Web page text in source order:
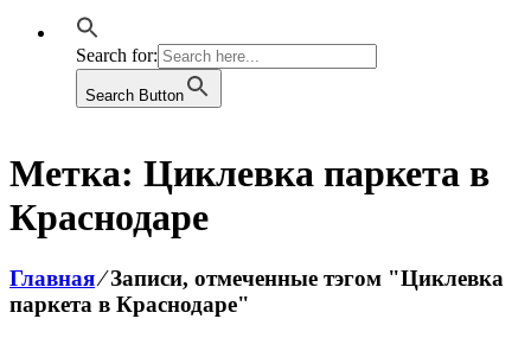
Search for:
Search Button
Метка: Циклевка паркета в
Краснодаре
Главная⁄Записи, отмеченные тэгом "Циклевка
паркета в Краснодаре"